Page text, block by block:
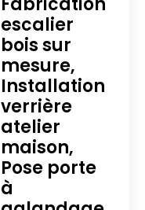
escalier
bois sur
mesure,
Installation
verrière
atelier
maison,
Pose porte
à